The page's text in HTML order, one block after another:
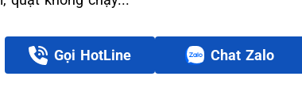
Gọi HotLine Chat Zalo